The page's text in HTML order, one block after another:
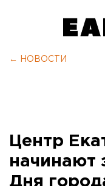
← НОВОСТИ
Центр
начинают
Дня